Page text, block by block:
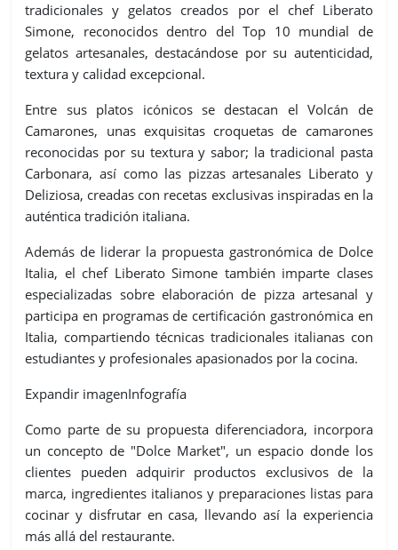
tradicionales y gelatos creados por el chef Liberato
Simone, reconocidos dentro del Top 10 mundial de
gelatos artesanales, destacándose por su autenticidad,
textura y calidad excepcional.
Entre sus platos icónicos se destacan el Volcán de
Camarones, unas exquisitas croquetas de camarones
reconocidas por su textura y sabor; la tradicional pasta
Carbonara, así como las pizzas artesanales Liberato y
Deliziosa, creadas con recetas exclusivas inspiradas en la
auténtica tradición italiana.
Además de liderar la propuesta gastronómica de Dolce
Italia, el chef Liberato Simone también imparte clases
especializadas sobre elaboración de pizza artesanal y
participa en programas de certificación gastronómica en
Italia, compartiendo técnicas tradicionales italianas con
estudiantes y profesionales apasionados por la cocina.
Expandir imagenInfografía
Como parte de su propuesta diferenciadora, incorpora
un concepto de "Dolce Market", un espacio donde los
clientes pueden adquirir productos exclusivos de la
marca, ingredientes italianos y preparaciones listas para
cocinar y disfrutar en casa, llevando así la experiencia
más allá del restaurante.